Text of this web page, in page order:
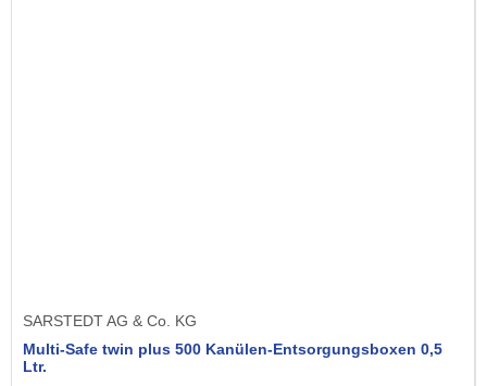
SARSTEDT AG & Co. KG
Multi-Safe twin plus 500 Kanülen-Entsorgungsboxen 0,5
Ltr.